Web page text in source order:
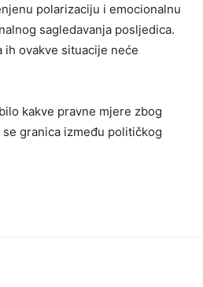
polarizaciju i emocionalnu
sagledavanja posljedica.
ovakve situacije neće
kakve pravne mjere zbog
granica između političkog